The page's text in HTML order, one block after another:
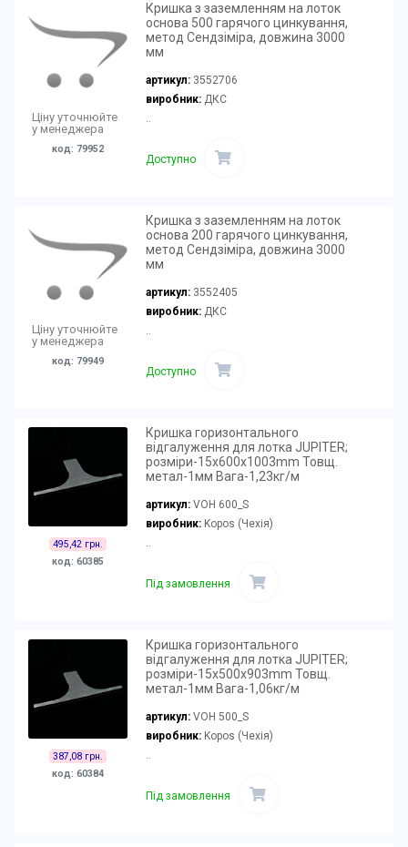
Ціну уточнюйте
у менеджера
код: 79952
Кришка з заземленням на лоток
основа 500 гарячого цинкування,
метод Сендзіміра, довжина 3000
мм
артикул: 3552706
виробник:ДКС
..
Доступно
Ціну уточнюйте
у менеджера
код: 79949
Кришка з заземленням на лоток
основа 200 гарячого цинкування,
метод Сендзіміра, довжина 3000
мм
артикул: 3552405
виробник:ДКС
..
Доступно
495,42 грн.
код: 60385
Кришка горизонтального
відгалуження для лотка JUPITER;
розміри-15x600x1003mm Товщ.
метал-1мм Вага-1,23кг/м
артикул: VOH 600_S
виробник:Kopos (Чехія)
..
Під замовлення
387,08 грн.
код: 60384
Кришка горизонтального
відгалуження для лотка JUPITER;
розміри-15x500x903mm Товщ.
метал-1мм Вага-1,06кг/м
артикул: VOH 500_S
виробник:Kopos (Чехія)
..
Під замовлення